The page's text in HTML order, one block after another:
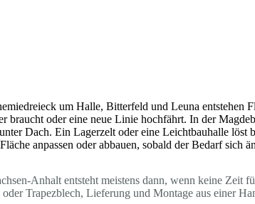
um Halle, Bitterfeld und Leuna entstehen
oder eine neue Linie hochfährt. In der
Dach. Ein Lagerzelt oder eine Leichtbauhalle löst
anpassen oder abbauen, sobald der Bedarf sich
Anhalt entsteht meistens dann, wenn keine Zeit
Trapezblech, Lieferung und Montage aus einer